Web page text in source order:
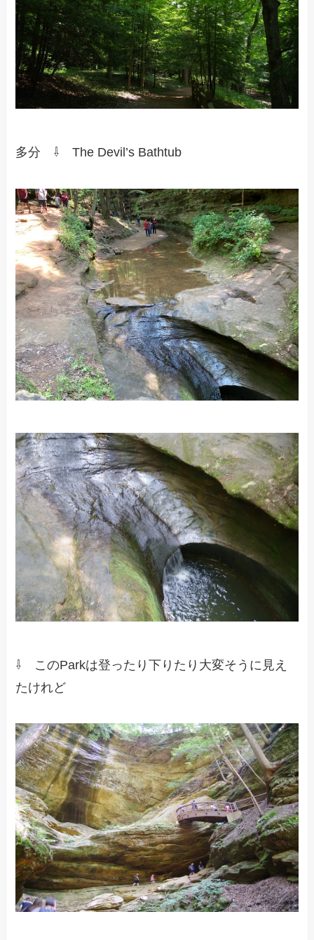
多分 ⇩ The Devil’s Bathtub
⇩ このParkは登ったり下りたり大変そうに見え
たけれど